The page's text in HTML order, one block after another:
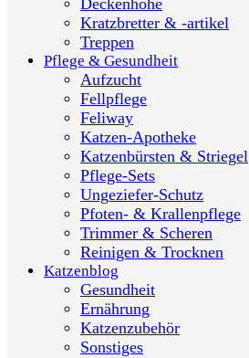
Deckenhohe
Kratzbretter & -artikel
Treppen
Pflege & Gesundheit
Aufzucht
Fellpflege
Feliway
Katzen-Apotheke
Katzenbürsten & Striegel
Pflege-Sets
Ungeziefer-Schutz
Pfoten- & Krallenpflege
Trimmer & Scheren
Reinigen & Trocknen
Katzenblog
Gesundheit
Ernährung
Katzenzubehör
Sonstiges